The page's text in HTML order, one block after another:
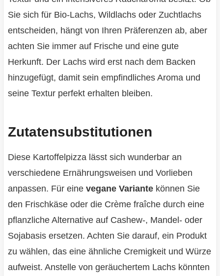
Sie sich für Bio-Lachs, Wildlachs oder Zuchtlachs
entscheiden, hängt von Ihren Präferenzen ab, aber
achten Sie immer auf Frische und eine gute
Herkunft. Der Lachs wird erst nach dem Backen
hinzugefügt, damit sein empfindliches Aroma und
seine Textur perfekt erhalten bleiben.
Zutatensubstitutionen
Diese Kartoffelpizza lässt sich wunderbar an
verschiedene Ernährungsweisen und Vorlieben
anpassen. Für eine vegane Variantekönnen Sie
den Frischkäse oder die Crème fraîche durch eine
pflanzliche Alternative auf Cashew-, Mandel- oder
Sojabasis ersetzen. Achten Sie darauf, ein Produkt
zu wählen, das eine ähnliche Cremigkeit und Würze
aufweist. Anstelle von geräuchertem Lachs könnten